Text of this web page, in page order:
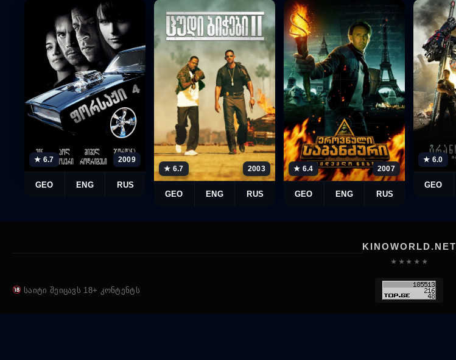
★ 6.7 2009
GEO ENG RUS
★ 6.7 2003
GEO ENG RUS
★ 6.4 2007
GEO ENG RUS
★ 6.0
GEO
KINOWORLD.NET
★ ★ ★ ★ ★
საიტი შეიცავს 18+ კონტენტს